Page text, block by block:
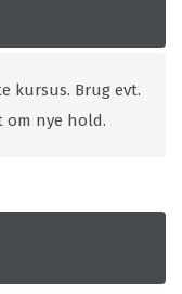
kursus. Brug evt.
om nye hold.